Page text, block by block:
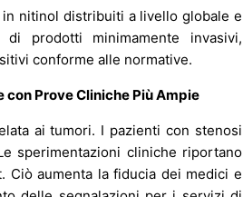
nitinol distribuiti a livello globale e
prodotti minimamente invasivi,
conforme alle normative.
Prove Cliniche Più Ampie
ai tumori. I pazienti con stenosi
sperimentazioni cliniche riportano
Ciò aumenta la fiducia dei medici e